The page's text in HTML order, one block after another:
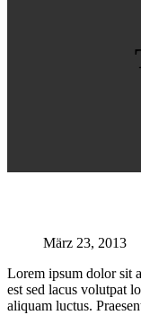
März 23, 2013
Lorem ipsum dolor sit
est sed lacus volutpat
aliquam luctus.